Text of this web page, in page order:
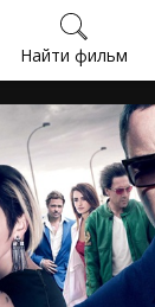
Найти фильм